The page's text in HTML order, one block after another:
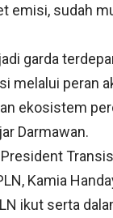
emisi, sudah
garda
melalui peran
ekosistem
Darmawan.
Kamia
ikut serta